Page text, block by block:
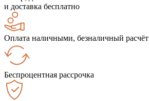
и доставка бесплатно
Оплата наличными, безналичный расчёт
Беспроцентная рассрочка